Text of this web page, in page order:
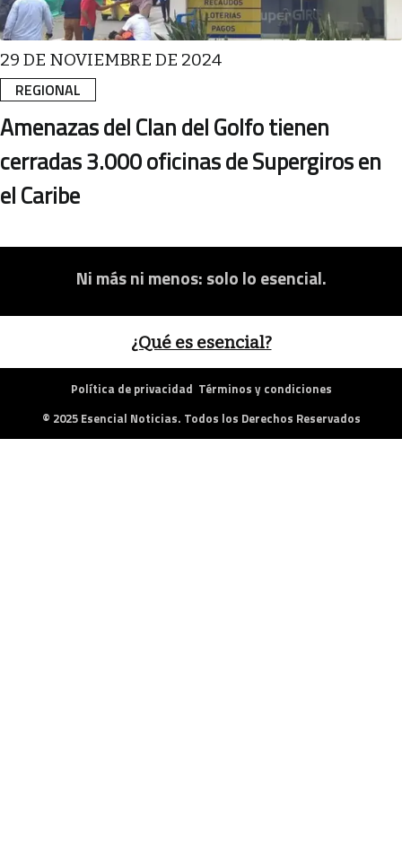
REGIONAL
29 DE NOVIEMBRE DE 2024
Amenazas del Clan del Golfo tienen
cerradas 3.000 oficinas de Supergiros en
el Caribe
Ni más ni menos: solo lo esencial.
¿Qué es esencial?
Política de privacidad Términos y condiciones
© 2025 Esencial Noticias. Todos los Derechos Reservados